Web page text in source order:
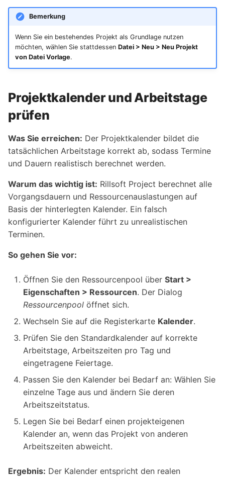
Bemerkung
Wenn Sie ein bestehendes Projekt als Grundlage nutzen
möchten, wählen Sie stattdessen Datei > Neu > Neu Projekt
von Datei Vorlage.
Projektkalender und Arbeitstage
prüfen
Was Sie erreichen: Der Projektkalender bildet die
tatsächlichen Arbeitstage korrekt ab, sodass Termine
und Dauern realistisch berechnet werden.
Warum das wichtig ist: Rillsoft Project berechnet alle
Vorgangsdauern und Ressourcenauslastungen auf
Basis der hinterlegten Kalender. Ein falsch
konfigurierter Kalender führt zu unrealistischen
Terminen.
So gehen Sie vor:
Öffnen Sie den Ressourcenpool über Start >
Eigenschaften > Ressourcen. Der Dialog
Ressourcenpool öffnet sich.
Wechseln Sie auf die Registerkarte Kalender.
Prüfen Sie den Standardkalender auf korrekte
Arbeitstage, Arbeitszeiten pro Tag und
eingetragene Feiertage.
Passen Sie den Kalender bei Bedarf an: Wählen Sie
einzelne Tage aus und ändern Sie deren
Arbeitszeitstatus.
Legen Sie bei Bedarf einen projekteigenen
Kalender an, wenn das Projekt von anderen
Arbeitszeiten abweicht.
Ergebnis: Der Kalender entspricht den realen